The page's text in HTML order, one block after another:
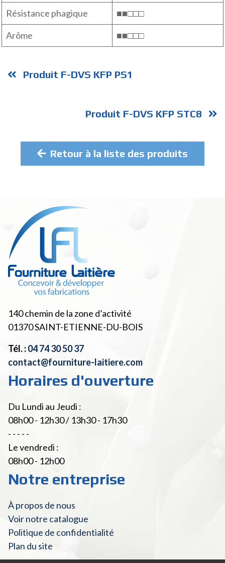
Résistance phagique
■■□□□
Arôme
■■□□□
Produit F-DVS KFP PS1
Produit F-DVS KFP STC8
Retour à la liste des produits
140 chemin de la zone d’activité
01370SAINT-ETIENNE-DU-BOIS
Tél. :04 74 30 50 37
contact@fourniture-laitiere.com
Horaires d'ouverture
Du Lundi au Jeudi :
08h00 - 12h30 / 13h30 - 17h30
- - - - -
Le vendredi :
08h00 - 12h00
Notre entreprise
À propos de nous
Voir notre catalogue
Politique de confidentialité
Plan du site